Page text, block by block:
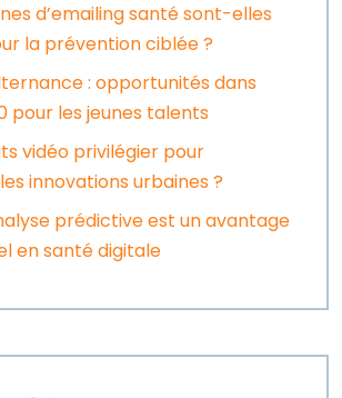
d’emailing santé sont-elles
la prévention ciblée ?
: opportunités dans
pour les jeunes talents
vidéo privilégier pour
innovations urbaines ?
prédictive est un avantage
en santé digitale